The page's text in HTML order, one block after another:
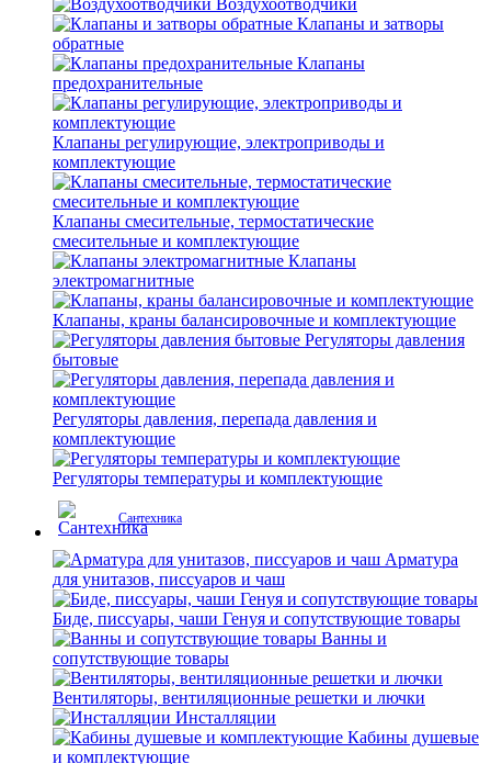
Воздухоотводчики
Клапаны и затворы
обратные
Клапаны
предохранительные
Клапаны регулирующие, электроприводы и
комплектующие
Клапаны смесительные, термостатические
смесительные и комплектующие
Клапаны
электромагнитные
Клапаны, краны балансировочные и комплектующие
Регуляторы давления
бытовые
Регуляторы давления, перепада давления и
комплектующие
Регуляторы температуры и комплектующие
Сантехника
Арматура
для унитазов, писсуаров и чаш
Биде, писсуары, чаши Генуя и сопутствующие товары
Ванны и
сопутствующие товары
Вентиляторы, вентиляционные решетки и лючки
Инсталляции
Кабины душевые
и комплектующие